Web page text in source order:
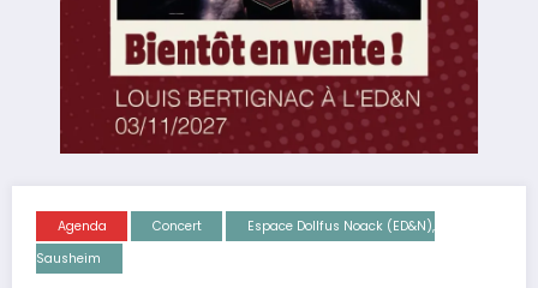
Agenda Concert
Espace Dollfus Noack (ED&N),
Sausheim